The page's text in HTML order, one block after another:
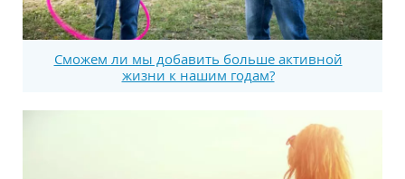
Сможем ли мы добавить больше активной
жизни к нашим годам?